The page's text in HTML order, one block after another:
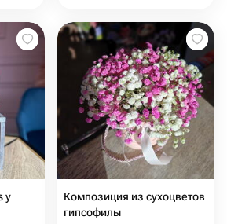
y
Композиция из сухоцветов
гипсофилы